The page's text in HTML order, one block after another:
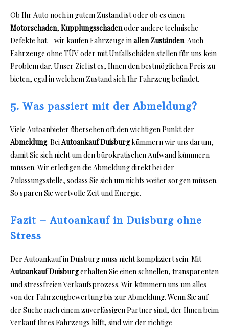
Ob Ihr Auto noch in gutem Zustand ist oder ob es einen
Motorschaden, Kupplungsschadenoder andere technische
Defekte hat – wir kaufen Fahrzeuge inallen Zuständen. Auch
Fahrzeuge ohne TÜV oder mit Unfallschäden stellen für uns kein
Problem dar. Unser Ziel ist es, Ihnen den bestmöglichen Preis zu
bieten, egal in welchem Zustand sich Ihr Fahrzeug befindet.
5. Was passiert mit der Abmeldung?
Viele Autoanbieter übersehen oft den wichtigen Punkt der
Abmeldung. BeiAutoankauf Duisburgkümmern wir uns darum,
damit Sie sich nicht um den bürokratischen Aufwand kümmern
müssen. Wir erledigen die Abmeldung direkt bei der
Zulassungsstelle, sodass Sie sich um nichts weiter sorgen müssen.
So sparen Sie wertvolle Zeit und Energie.
Fazit – Autoankauf in Duisburg ohne
Stress
Der Autoankauf in Duisburg muss nicht kompliziert sein. Mit
Autoankauf Duisburgerhalten Sie einen schnellen, transparenten
und stressfreien Verkaufsprozess. Wir kümmern uns um alles –
von der Fahrzeugbewertung bis zur Abmeldung. Wenn Sie auf
der Suche nach einem zuverlässigen Partner sind, der Ihnen beim
Verkauf Ihres Fahrzeugs hilft, sind wir der richtige